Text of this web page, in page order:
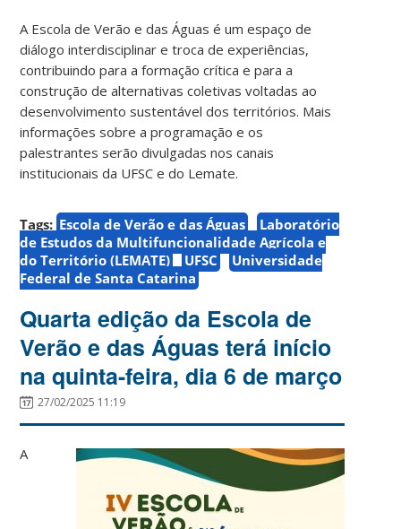
A Escola de Verão e das Águas é um espaço de
diálogo interdisciplinar e troca de experiências,
contribuindo para a formação crítica e para a
construção de alternativas coletivas voltadas ao
desenvolvimento sustentável dos territórios. Mais
informações sobre a programação e os
palestrantes serão divulgadas nos canais
institucionais da UFSC e do Lemate.
Tags: Escola de Verão e das Águas
Laboratório
de Estudos da Multifuncionalidade Agrícola e
do Território (LEMATE)
UFSC
Universidade
Federal de Santa Catarina
Quarta edição da Escola de
Verão e das Águas terá início
na quinta-feira, dia 6 de março
27/02/2025 11:19
A